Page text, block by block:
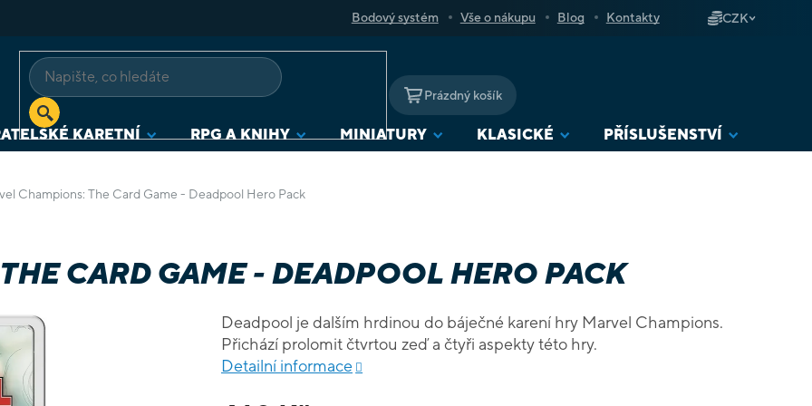
Bodový systém Vše o nákupu Blog Kontakty CZK
NÁKUPNÍ
KOŠÍK
Prázdný košík
KARETNÍ RPG A KNIHY MINIATURY KLASICKÉ PŘÍSLUŠENSTVÍ
Champions: The Card Game - Deadpool Hero Pack
CARD GAME - DEADPOOL HERO PACK
Deadpool je dalším hrdinou do báječné karení hry Marvel Champions.
Přichází prolomit čtvrtou zeď a čtyři aspekty této hry.
Detailní informace